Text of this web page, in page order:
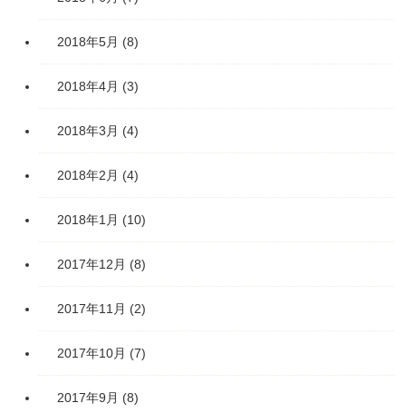
2018年5月 (8)
2018年4月 (3)
2018年3月 (4)
2018年2月 (4)
2018年1月 (10)
2017年12月 (8)
2017年11月 (2)
2017年10月 (7)
2017年9月 (8)